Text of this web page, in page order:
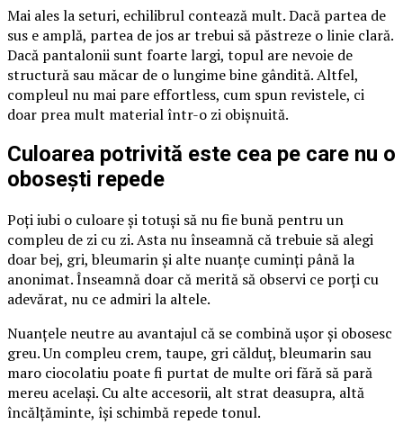
Mai ales la seturi, echilibrul contează mult. Dacă partea de
sus e amplă, partea de jos ar trebui să păstreze o linie clară.
Dacă pantalonii sunt foarte largi, topul are nevoie de
structură sau măcar de o lungime bine gândită. Altfel,
compleul nu mai pare effortless, cum spun revistele, ci
doar prea mult material într-o zi obișnuită.
Culoarea potrivită este cea pe care nu o
obosești repede
Poți iubi o culoare și totuși să nu fie bună pentru un
compleu de zi cu zi. Asta nu înseamnă că trebuie să alegi
doar bej, gri, bleumarin și alte nuanțe cuminți până la
anonimat. Înseamnă doar că merită să observi ce porți cu
adevărat, nu ce admiri la altele.
Nuanțele neutre au avantajul că se combină ușor și obosesc
greu. Un compleu crem, taupe, gri călduț, bleumarin sau
maro ciocolatiu poate fi purtat de multe ori fără să pară
mereu același. Cu alte accesorii, alt strat deasupra, altă
încălțăminte, își schimbă repede tonul.